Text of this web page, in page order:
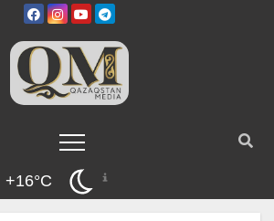
+16°C